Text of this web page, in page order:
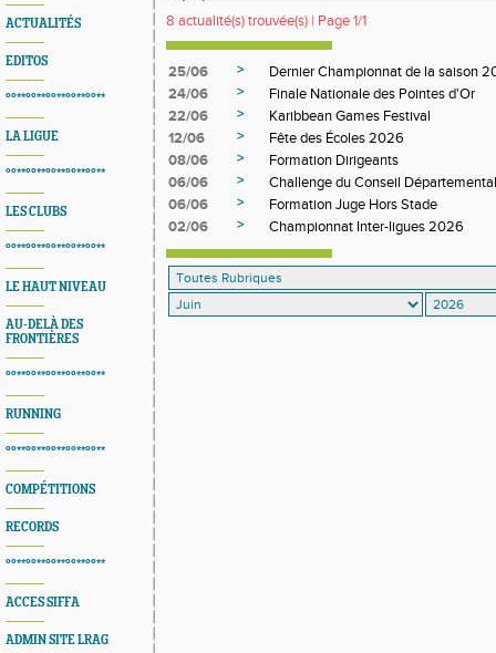
ACTUALITÉS
EDITOS
°°**°°**°°**°°**°°**
LA LIGUE
°°**°°**°°**°°**°°**
LES CLUBS
°°**°°**°°**°°**°°**
LE HAUT NIVEAU
AU-DELÀ DES
FRONTIÈRES
°°**°°**°°**°°**°°**
RUNNING
°°**°°**°°**°°**°°**
COMPÉTITIONS
RECORDS
°°**°°**°°**°°**°°**
ACCES SIFFA
ADMIN SITE LRAG
8 actualité(s) trouvée(s) | Page 1/1
25/06 >
Dernier Championnat de la saison
24/06
>
Finale Nationale des Pointes d'Or
22/06
>
Karibbean Games Festival
12/06
>
Fête des Écoles 2026
08/06
>
Formation Dirigeants
06/06
>
Challenge du Conseil
06/06
>
Formation Juge Hors Stade
02/06
> Championnat Inter-ligues 2026